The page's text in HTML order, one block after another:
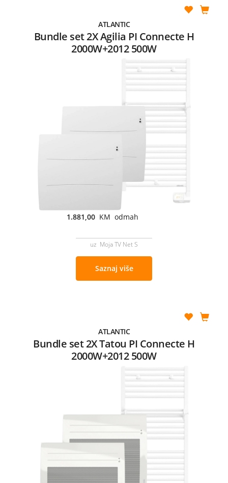
ATLANTIC
Bundle set 2X Agilia PI Connecte H
2000W+2012 500W
1.881,00 KM odmah
uz Moja TV Net S
Saznaj više
ATLANTIC
Bundle set 2X Tatou PI Connecte H
2000W+2012 500W